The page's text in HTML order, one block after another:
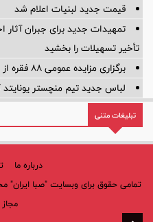
قیمت جدید لبنیات اعلام شد
تمهیدات جدید برای جبران آثار
تأخیر تسهیلات را بخشید
برگزاری مزایده عمومی 88 فقره از املاك مازاد بانك ملت
لباس جدید تیم منچستر یونایتد
تبلیغات متنی
درباره ما
تمامی حقوق برای وبسایت "صبا ایران"